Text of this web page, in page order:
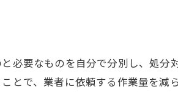
最適化
必要なものを自分で分別し、処分
とで、業者に依頼する作業量を減